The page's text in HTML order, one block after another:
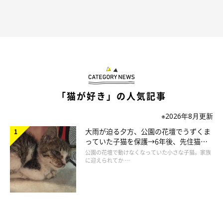
「猫が好き」の人気記事
※2026年8月更新
大雨が迫る夕方、公園の花壇でうずくま
っていた子猫を保護→6年後、先住猫
と“姉妹”のような関係に
公園の花壇で動けなくなっていた小さな子猫。家族
に迎えられてか …